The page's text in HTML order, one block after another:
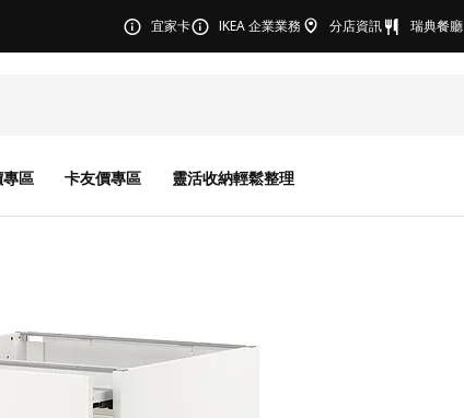
宜家卡 IKEA 企業業務 分店資訊 瑞典餐廳
區 卡友價專區 靈活收納輕鬆整理